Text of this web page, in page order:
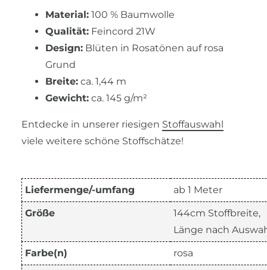
Material: 100 % Baumwolle
Qualität: Feincord 21W
Design: Blüten in Rosatönen auf rosa
Grund
Breite: ca. 1,44 m
Gewicht: ca. 145 g/m²
Entdecke in unserer riesigen Stoffauswahl
viele weitere schöne Stoffschätze!
Liefermenge/-umfang ab 1 Meter
Größe
144cm Stoffbreite,
Länge nach
Farbe(n) rosa